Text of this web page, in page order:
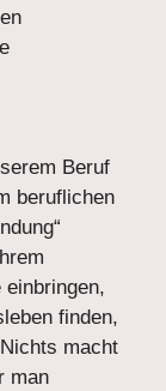
Beruf
beruflichen
finden,
macht
man